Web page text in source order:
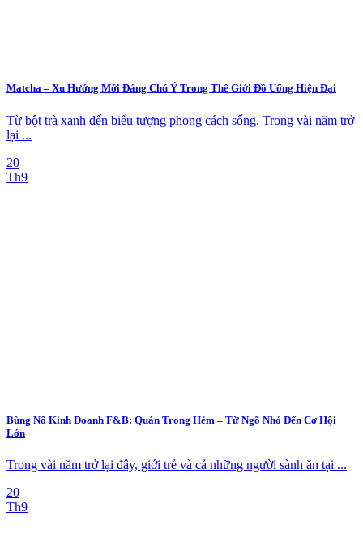
Matcha – Xu Hướng Mới Đáng Chú Ý Trong Thế Giới Đồ Uống Hiện Đại
Từ bột trà xanh đến biểu tượng phong cách sống. Trong vài năm trở
lại ...
20
Th9
Bùng Nổ Kinh Doanh F&B: Quán Trong Hẻm – Từ Ngõ Nhỏ Đến Cơ Hội
Lớn
Trong vài năm trở lại đây, giới trẻ và cả những người sành ăn tại ...
20
Th9